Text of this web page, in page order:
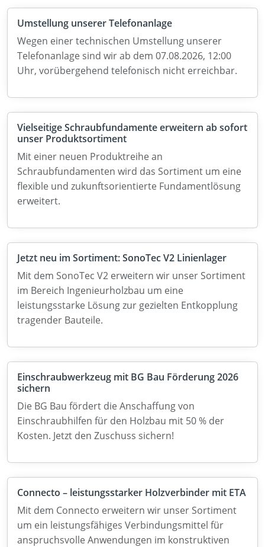
Umstellung unserer Telefonanlage
Wegen einer technischen Umstellung unserer
Telefonanlage sind wir ab dem 07.08.2026, 12:00
Uhr, vorübergehend telefonisch nicht erreichbar.
Vielseitige Schraubfundamente erweitern ab sofort
unser Produktsortiment
Mit einer neuen Produktreihe an
Schraubfundamenten wird das Sortiment um eine
flexible und zukunftsorientierte Fundamentlösung
erweitert.
Jetzt neu im Sortiment: SonoTec V2 Linienlager
Mit dem SonoTec V2 erweitern wir unser Sortiment
im Bereich Ingenieurholzbau um eine
leistungsstarke Lösung zur gezielten Entkopplung
tragender Bauteile.
Einschraubwerkzeug mit BG Bau Förderung 2026
sichern
Die BG Bau fördert die Anschaffung von
Einschraubhilfen für den Holzbau mit 50 % der
Kosten. Jetzt den Zuschuss sichern!
Connecto – leistungsstarker Holzverbinder mit ETA
Mit dem Connecto erweitern wir unser Sortiment
um ein leistungsfähiges Verbindungsmittel für
anspruchsvolle Anwendungen im konstruktiven